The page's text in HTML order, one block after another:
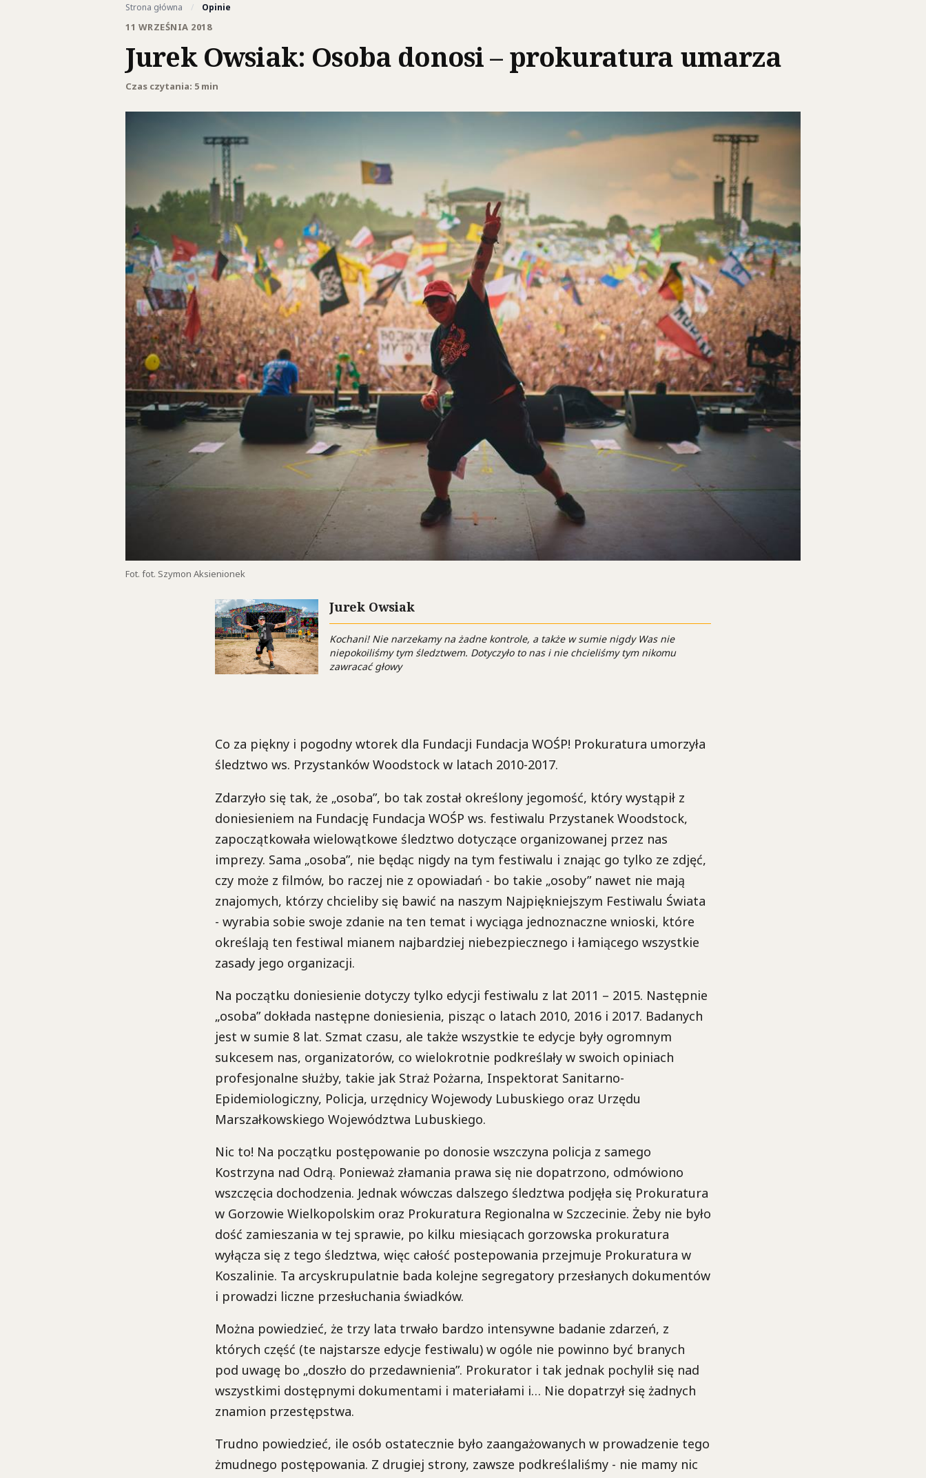
Strona główna / Opinie
11 WRZEŚNIA 2018
Jurek Owsiak: Osoba donosi – prokuratura umarza
Czas czytania: 5 min
Fot. fot. Szymon Aksienionek
Jurek Owsiak
Kochani! Nie narzekamy na żadne kontrole, a także w sumie nigdy Was nie
niepokoiliśmy tym śledztwem. Dotyczyło to nas i nie chcieliśmy tym nikomu
zawracać głowy
Co za piękny i pogodny wtorek dla Fundacji Fundacja WOŚP! Prokuratura umorzyła
śledztwo ws. Przystanków Woodstock w latach 2010-2017.
Zdarzyło się tak, że „osoba”, bo tak został określony jegomość, który wystąpił z
doniesieniem na Fundację Fundacja WOŚP ws. festiwalu Przystanek Woodstock,
zapoczątkowała wielowątkowe śledztwo dotyczące organizowanej przez nas
imprezy. Sama „osoba”, nie będąc nigdy na tym festiwalu i znając go tylko ze zdjęć,
czy może z filmów, bo raczej nie z opowiadań - bo takie „osoby” nawet nie mają
znajomych, którzy chcieliby się bawić na naszym Najpiękniejszym Festiwalu Świata
- wyrabia sobie swoje zdanie na ten temat i wyciąga jednoznaczne wnioski, które
określają ten festiwal mianem najbardziej niebezpiecznego i łamiącego wszystkie
zasady jego organizacji.
Na początku doniesienie dotyczy tylko edycji festiwalu z lat 2011 – 2015. Następnie
„osoba” dokłada następne doniesienia, pisząc o latach 2010, 2016 i 2017. Badanych
jest w sumie 8 lat. Szmat czasu, ale także wszystkie te edycje były ogromnym
sukcesem nas, organizatorów, co wielokrotnie podkreślały w swoich opiniach
profesjonalne służby, takie jak Straż Pożarna, Inspektorat Sanitarno-
Epidemiologiczny, Policja, urzędnicy Wojewody Lubuskiego oraz Urzędu
Marszałkowskiego Województwa Lubuskiego.
Nic to! Na początku postępowanie po donosie wszczyna policja z samego
Kostrzyna nad Odrą. Ponieważ złamania prawa się nie dopatrzono, odmówiono
wszczęcia dochodzenia. Jednak wówczas dalszego śledztwa podjęła się Prokuratura
w Gorzowie Wielkopolskim oraz Prokuratura Regionalna w Szczecinie. Żeby nie było
dość zamieszania w tej sprawie, po kilku miesiącach gorzowska prokuratura
wyłącza się z tego śledztwa, więc całość postepowania przejmuje Prokuratura w
Koszalinie. Ta arcyskrupulatnie bada kolejne segregatory przesłanych dokumentów
i prowadzi liczne przesłuchania świadków.
Można powiedzieć, że trzy lata trwało bardzo intensywne badanie zdarzeń, z
których część (te najstarsze edycje festiwalu) w ogóle nie powinno być branych
pod uwagę bo „doszło do przedawnienia”. Prokurator i tak jednak pochylił się nad
wszystkimi dostępnymi dokumentami i materiałami i… Nie dopatrzył się żadnych
znamion przestępstwa.
Trudno powiedzieć, ile osób ostatecznie było zaangażowanych w prowadzenie tego
żmudnego postępowania. Z drugiej strony, zawsze podkreślaliśmy - nie mamy nic